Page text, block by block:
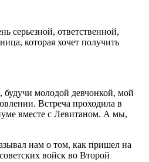
серьезной, ответственной,
которая хочет получить
молодой девчонкой, мой
Встреча проходила в
вместе с Левитаном. А мы,
нам о том, как пришел на
войск во Второй